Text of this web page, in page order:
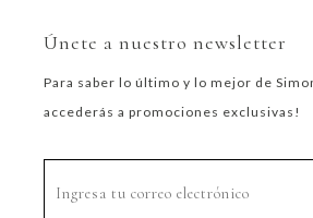
Únete a nuestro newsletter
Para saber lo último y lo mejor de
accederás a promociones exclusivas!